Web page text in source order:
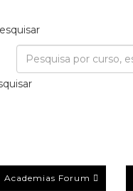
Academias Forum